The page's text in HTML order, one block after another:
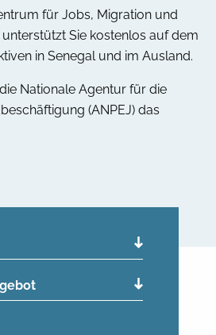
für Jobs, Migration und
unterstützt Sie kostenlos auf dem
in Senegal und im Ausland.
Nationale Agentur für die
(ANPEJ) das